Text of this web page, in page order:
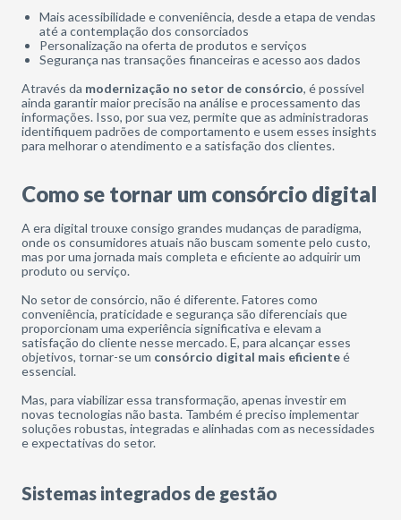
Mais acessibilidade e conveniência, desde a etapa de vendas
até a contemplação dos consorciados
Personalização na oferta de produtos e serviços
Segurança nas transações financeiras e acesso aos dados
Através da modernização no setor de consórcio, é possível
ainda garantir maior precisão na análise e processamento das
informações. Isso, por sua vez, permite que as administradoras
identifiquem padrões de comportamento e usem esses insights
para melhorar o atendimento e a satisfação dos clientes.
Como se tornar um consórcio digital
A era digital trouxe consigo grandes mudanças de paradigma,
onde os consumidores atuais não buscam somente pelo custo,
mas por uma jornada mais completa e eficiente ao adquirir um
produto ou serviço.
No setor de consórcio, não é diferente. Fatores como
conveniência, praticidade e segurança são diferenciais que
proporcionam uma experiência significativa e elevam a
satisfação do cliente nesse mercado. E, para alcançar esses
objetivos, tornar-se um consórcio digital mais eficienteé
essencial.
Mas, para viabilizar essa transformação, apenas investir em
novas tecnologias não basta. Também é preciso implementar
soluções robustas, integradas e alinhadas com as necessidades
e expectativas do setor.
Sistemas integrados de gestão